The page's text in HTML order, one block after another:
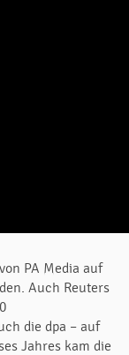
PA Media auf
Auch Reuters
die dpa – auf
Jahres kam die